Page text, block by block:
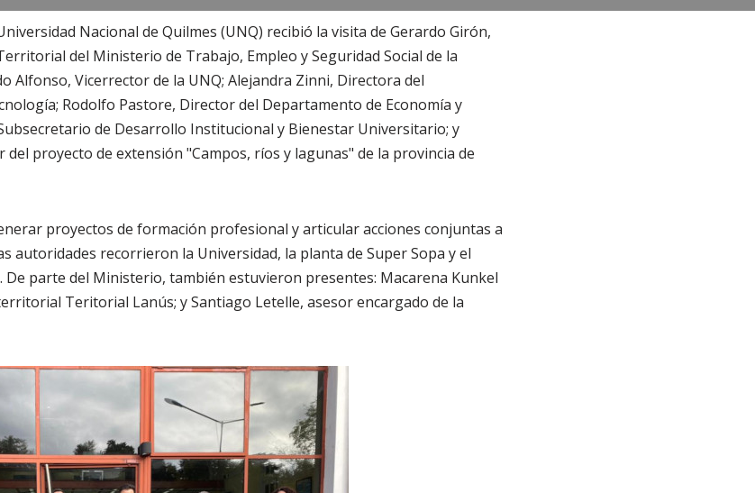
Nacional de Quilmes (UNQ) recibió la visita de Gerardo Girón,
del Ministerio de Trabajo, Empleo y Seguridad Social de la
Alfonso, Vicerrector de la UNQ; Alejandra Zinni, Directora del
Rodolfo Pastore, Director del Departamento de Economía y
de Desarrollo Institucional y Bienestar Universitario; y
del proyecto de extensión "Campos, ríos y lagunas" de la provincia de
proyectos de formación profesional y articular acciones conjuntas a
autoridades recorrieron la Universidad, la planta de Super Sopa y el
De parte del Ministerio, también estuvieron presentes: Macarena Kunkel
Teritorial Lanús; y Santiago Letelle, asesor encargado de la